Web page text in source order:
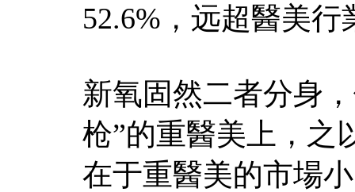
52.6%，远超醫美
新氧固然二者分身
枪”的重醫美上，之
在于重醫美的市場